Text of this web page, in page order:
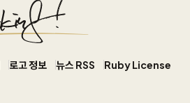
로고 정보 뉴스 RSS Ruby License